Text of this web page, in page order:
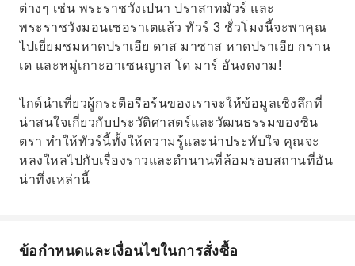
ต่างๆ เช่น พระราชวังเปนา ปราสาทมัวร์ และ
พระราชวังมอนเซอราเตแล้ว ทัวร์ 3 ชั่วโมงนี้จะพาคุณ
ไปเยี่ยมชมหาดปราเอีย ดาส มาซาส หาดปราเอีย กราน
เด และหมู่เกาะอาเซนญาส โด มาร์ อันงดงาม!
ไกด์นำเที่ยวผู้กระตือรือร้นของเราจะให้ข้อมูลเชิงลึกที่
น่าสนใจเกี่ยวกับประวัติศาสตร์และวัฒนธรรมของซิน
ตรา ทำให้ทัวร์นี้ทั้งให้ความรู้และน่าประทับใจ คุณจะ
หลงใหลไปกับเรื่องราวและตำนานที่ล้อมรอบสถานที่อัน
น่าทึ่งเหล่านี้
ข้อกำหนดและเงื่อนไขในการสั่งซื้อ